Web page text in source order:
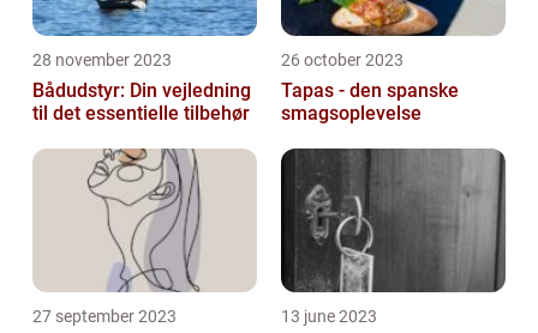
28 november 2023
Bådudstyr: Din vejledning
til det essentielle tilbehør
26 october 2023
Tapas - den spanske
smagsoplevelse
27 september 2023 13 june 2023